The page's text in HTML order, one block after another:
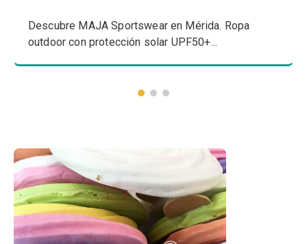
Descubre MAJA Sportswear en Mérida. Ropa
outdoor con protección solar UPF50+...